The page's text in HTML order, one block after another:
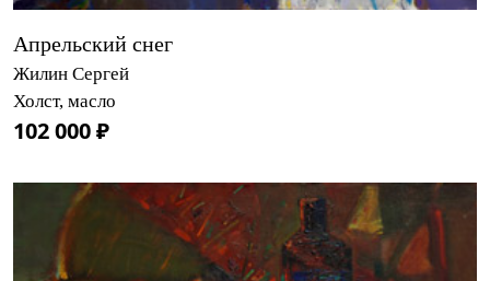
Апрельский снег
Жилин Сергей
Холст, масло
102 000 ₽